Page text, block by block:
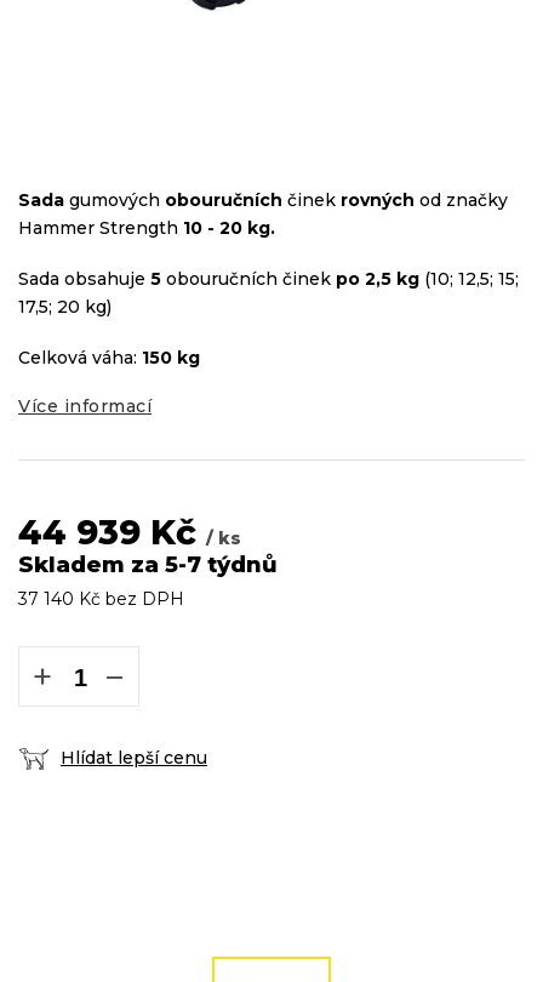
44 939 Kč / ks
Skladem za 5-7 týdnů
37 140 Kč bez DPH
+ −
Hlídat lepší cenu
Sada gumových obouručních činek rovných od značky
Hammer Strength 10 - 20 kg.
Sada obsahuje 5 obouručních činek po 2,5 kg (10; 12,5; 15;
17,5; 20 kg)
Celková váha: 150 kg
Více informací